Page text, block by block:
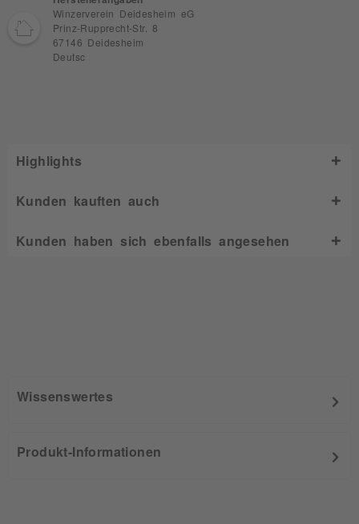
Winzerverein Deidesheim eG
Prinz-Rupprecht-Str. 8
67146 Deidesheim
Deutsc
Highlights
Kunden kauften auch
Kunden haben sich ebenfalls angesehen
Wissenswertes
Produkt-Informationen